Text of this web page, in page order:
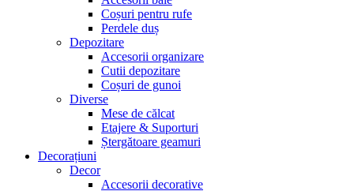
Coșuri pentru rufe
Perdele duș
Depozitare
Accesorii organizare
Cutii depozitare
Coșuri de gunoi
Diverse
Mese de călcat
Etajere & Suporturi
Ștergătoare geamuri
Decorațiuni
Decor
Accesorii decorative